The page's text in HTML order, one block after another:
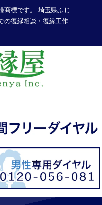
商標です。 埼玉県ふじ
の復縁相談・復縁工作